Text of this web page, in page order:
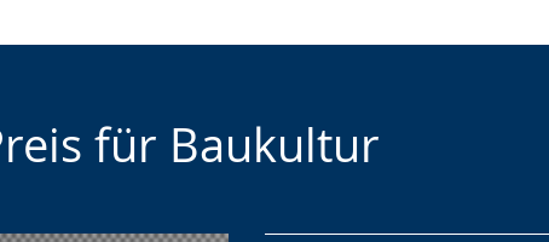
für Baukultur